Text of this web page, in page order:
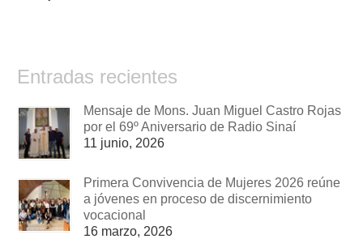
Entradas recientes
Mensaje de Mons. Juan Miguel Castro Rojas
por el 69º Aniversario de Radio Sinaí
11 junio, 2026
Primera Convivencia de Mujeres 2026 reúne
a jóvenes en proceso de discernimiento
vocacional
16 marzo, 2026